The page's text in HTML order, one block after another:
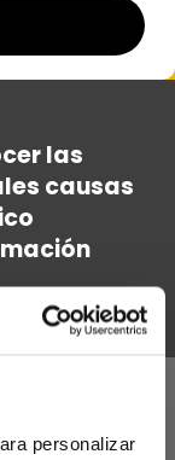
personalizar
las
causas